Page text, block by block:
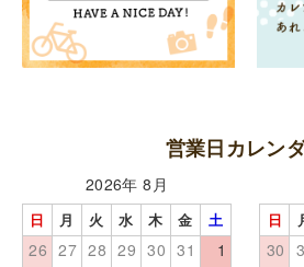
営業日カレン
2026年 8月
日 月 火 水 木 金 土
26 27 28 29 30 31 1
日
30